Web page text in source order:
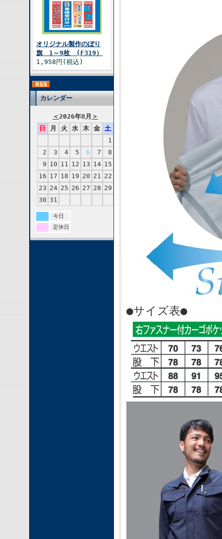
オリジナル製作のぼり
旗 1～9枚 (F319）
1,958円(税込)
カレンダー
＜2026年8月 ＞
日
月 火 水 木 金
土
1
2
3 4 5 6 7
8
9 10 11 12 13 14 15
16 17 18 19 20 21 22
23 24 25 26 27 28 29
30 31
今日
定休日
●サイズ表●